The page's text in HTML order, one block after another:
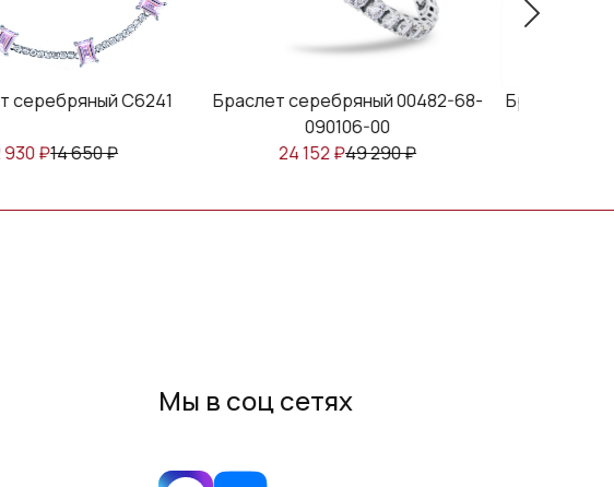
C6241
₽14 650₽
Браслет серебряный 00482-68-
090106-00
24 152₽49 290₽
Браслет
Мы в соц сетях